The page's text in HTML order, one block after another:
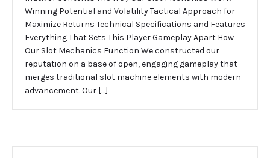
Winning Potential and Volatility Tactical Approach for
Maximize Returns Technical Specifications and Features
Everything That Sets This Player Gameplay Apart How
Our Slot Mechanics Function We constructed our
reputation on a base of open, engaging gameplay that
merges traditional slot machine elements with modern
advancement. Our […]